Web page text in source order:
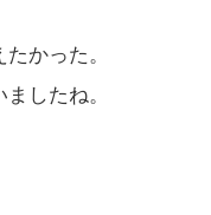
かった。
したね。